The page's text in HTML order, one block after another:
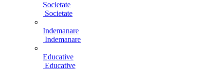
Societate
Societate
Indemanare
Indemanare
Educative
Educative